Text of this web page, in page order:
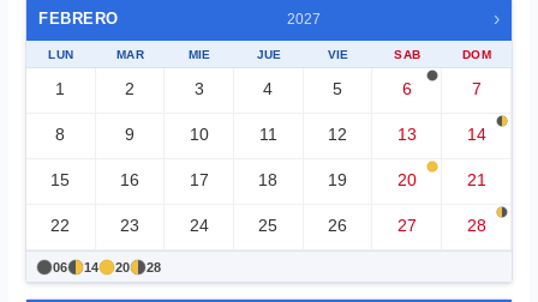
FEBRERO 2027 ›
LUN MAR MIE JUE VIE SAB DOM
1 2 3 4 5 6 7
8 9 10 11 12 13 14
15 16 17 18 19 20 21
22 23 24 25 26 27 28
06 14 20 28